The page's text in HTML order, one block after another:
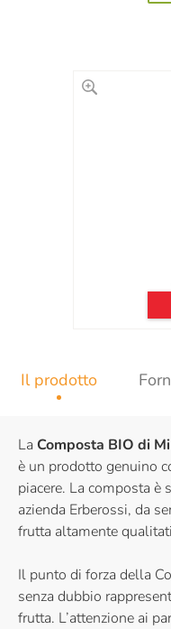
Il prodotto
La Composta BIO di
è un prodotto genuino
piacere. La composta è
azienda Erberossi, da
frutta altamente
Il punto di forza della
senza dubbio
frutta. L’attenzione ai